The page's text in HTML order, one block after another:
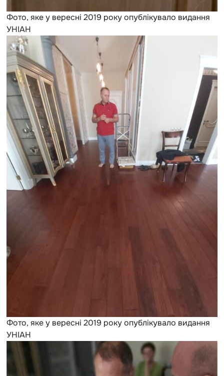
Фото, яке у вересні 2019 року опублікувало видання
УНІАН
Фото, яке у вересні 2019 року опублікувало видання
УНІАН